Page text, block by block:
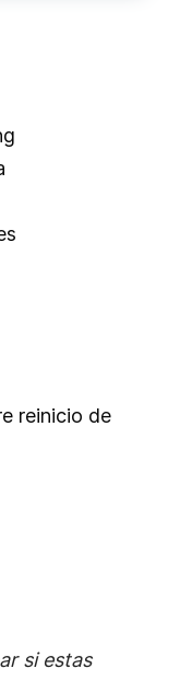
reinicio de
si estas